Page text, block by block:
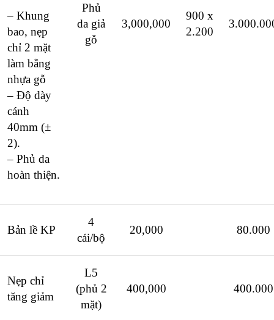
– Khung
bao, nẹp
chỉ 2 mặt
làm bằng
nhựa gỗ
– Độ dày
cánh
40mm (±
2).
– Phủ da
hoàn thiện.
Phủ
da giả
gỗ
3,000,000
900 x
2.200
Bản lề KP
4
cái/bộ
20,000 80.000
Nẹp chỉ
tăng giảm
L5
(phủ 2
mặt)
400,000 400.000